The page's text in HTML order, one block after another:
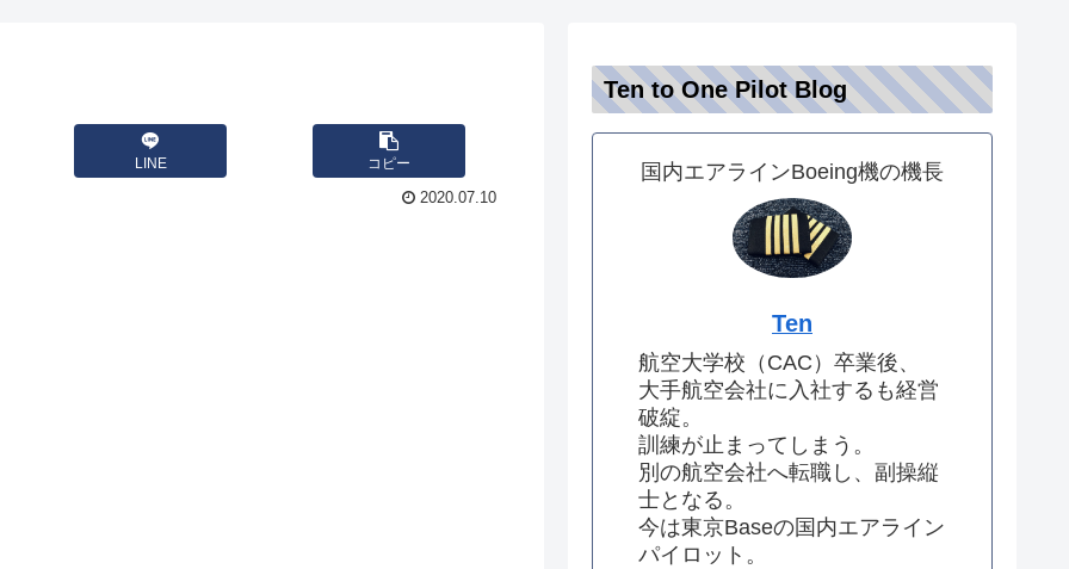
LINE コピー
2020.07.10
Ten to One Pilot Blog
国内エアラインBoeing機の機長
Ten
航空大学校（CAC）卒業後、
大手航空会社に入社するも経営
破綻。
訓練が止まってしまう。
別の航空会社へ転職し、副操縦
士となる。
今は東京Baseの国内エアライン
パイロット。